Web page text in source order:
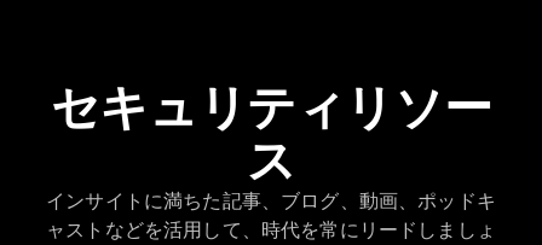
セキュリティリソー
ス
インサイトに満ちた記事、ブログ、動画、ポッドキ
ャストなどを活用して、時代を常にリードしましょ